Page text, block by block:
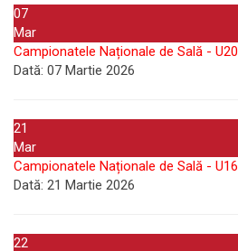
07
Mar
Campionatele Naționale de Sală - U20
Dată: 07 Martie 2026
21
Mar
Campionatele Naționale de Sală - U16
Dată: 21 Martie 2026
22